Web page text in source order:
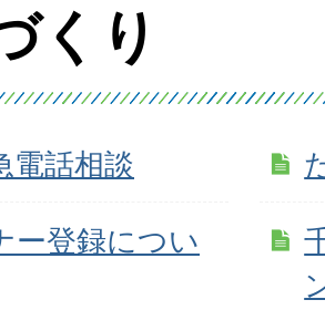
くり
電話相談
ー登録につい